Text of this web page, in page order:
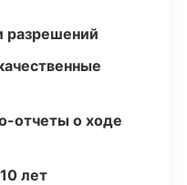
разрешений
отчеты о ходе
лет